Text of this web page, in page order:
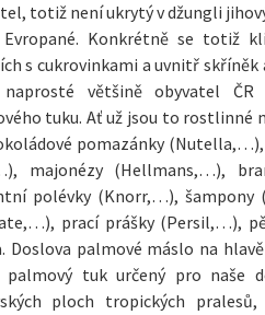
totiž není ukrytý v džungli
Konkrétně se totiž
s cukrovinkami a uvnitř skříněk
většině obyvatel ČR
tuku. Ať už jsou to rostlinné
pomazánky (Nutella,…),
majonézy (Hellmans,…),
polévky (Knorr,…), šampony
prací prášky (Persil,…),
Doslova palmové máslo na
palmový tuk určený pro naše
ploch tropických